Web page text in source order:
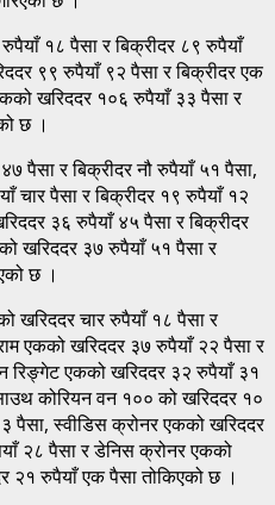
१८ पैसा र बिक्रीदर ८९ रुपैयाँ
९९ रुपैयाँ ९२ पैसा र बिक्रीदर एक
खरिददर १०६ रुपैयाँ ३३ पैसा र
छ ।
पैसा र बिक्रीदर नौ रुपैयाँ ५१ पैसा,
चार पैसा र बिक्रीदर १९ रुपैयाँ १२
३६ रुपैयाँ ४५ पैसा र बिक्रीदर
खरिददर ३७ रुपैयाँ ५१ पैसा र
छ ।
खरिददर चार रुपैयाँ १८ पैसा र
एकको खरिददर ३७ रुपैयाँ २२ पैसा र
रिङ्गेट एकको खरिददर ३२ रुपैयाँ ३१
कोरियन वन १०० को खरिददर १०
पैसा, स्वीडिस क्रोनर एकको खरिददर
२८ पैसा र डेनिस क्रोनर एकको
२१ रुपैयाँ एक पैसा तोकिएको छ ।